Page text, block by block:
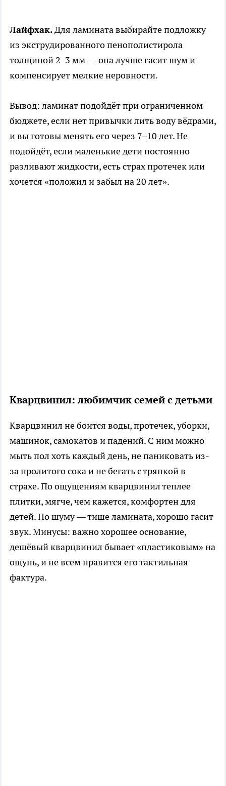
Лайфхак.Для ламината выбирайте подложку
из экструдированного пенополистирола
толщиной 2–3 мм — она лучше гасит шум и
компенсирует мелкие неровности.
Вывод: ламинат подойдёт при ограниченном
бюджете, если нет привычки лить воду вёдрами,
и вы готовы менять его через 7–10 лет. Не
подойдёт, если маленькие дети постоянно
разливают жидкости, есть страх протечек или
хочется «положил и забыл на 20 лет».
Кварцвинил: любимчик семей с детьми
Кварцвинил не боится воды, протечек, уборки,
машинок, самокатов и падений. С ним можно
мыть пол хоть каждый день, не паниковать из-
за пролитого сока и не бегать с тряпкой в
страхе. По ощущениям кварцвинил теплее
плитки, мягче, чем кажется, комфортен для
детей. По шуму — тише ламината, хорошо гасит
звук. Минусы: важно хорошее основание,
дешёвый кварцвинил бывает «пластиковым» на
ощупь, и не всем нравится его тактильная
фактура.